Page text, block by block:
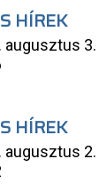
HÍREK
augusztus 3.
HÍREK
augusztus 2.